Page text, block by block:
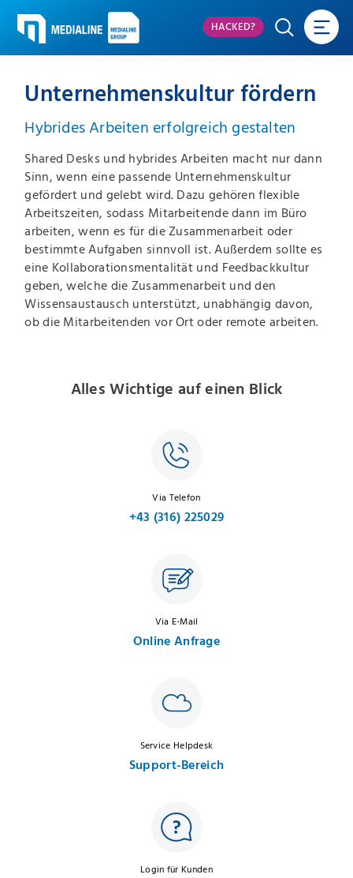
HACKED?
Unternehmenskultur fördern
Hybrides Arbeiten erfolgreich gestalten
Shared Desks und hybrides Arbeiten macht nur dann
Sinn, wenn eine passende Unternehmenskultur
gefördert und gelebt wird. Dazu gehören flexible
Arbeitszeiten, sodass Mitarbeitende dann im Büro
arbeiten, wenn es für die Zusammenarbeit oder
bestimmte Aufgaben sinnvoll ist. Außerdem sollte es
eine Kollaborationsmentalität und Feedbackkultur
geben, welche die Zusammenarbeit und den
Wissensaustausch unterstützt, unabhängig davon,
ob die Mitarbeitenden vor Ort oder remote arbeiten.
Alles Wichtige auf einen Blick
Via Telefon
+43 (316) 225029
Via E-Mail
Online Anfrage
Service Helpdesk
Support-Bereich
Login für Kunden